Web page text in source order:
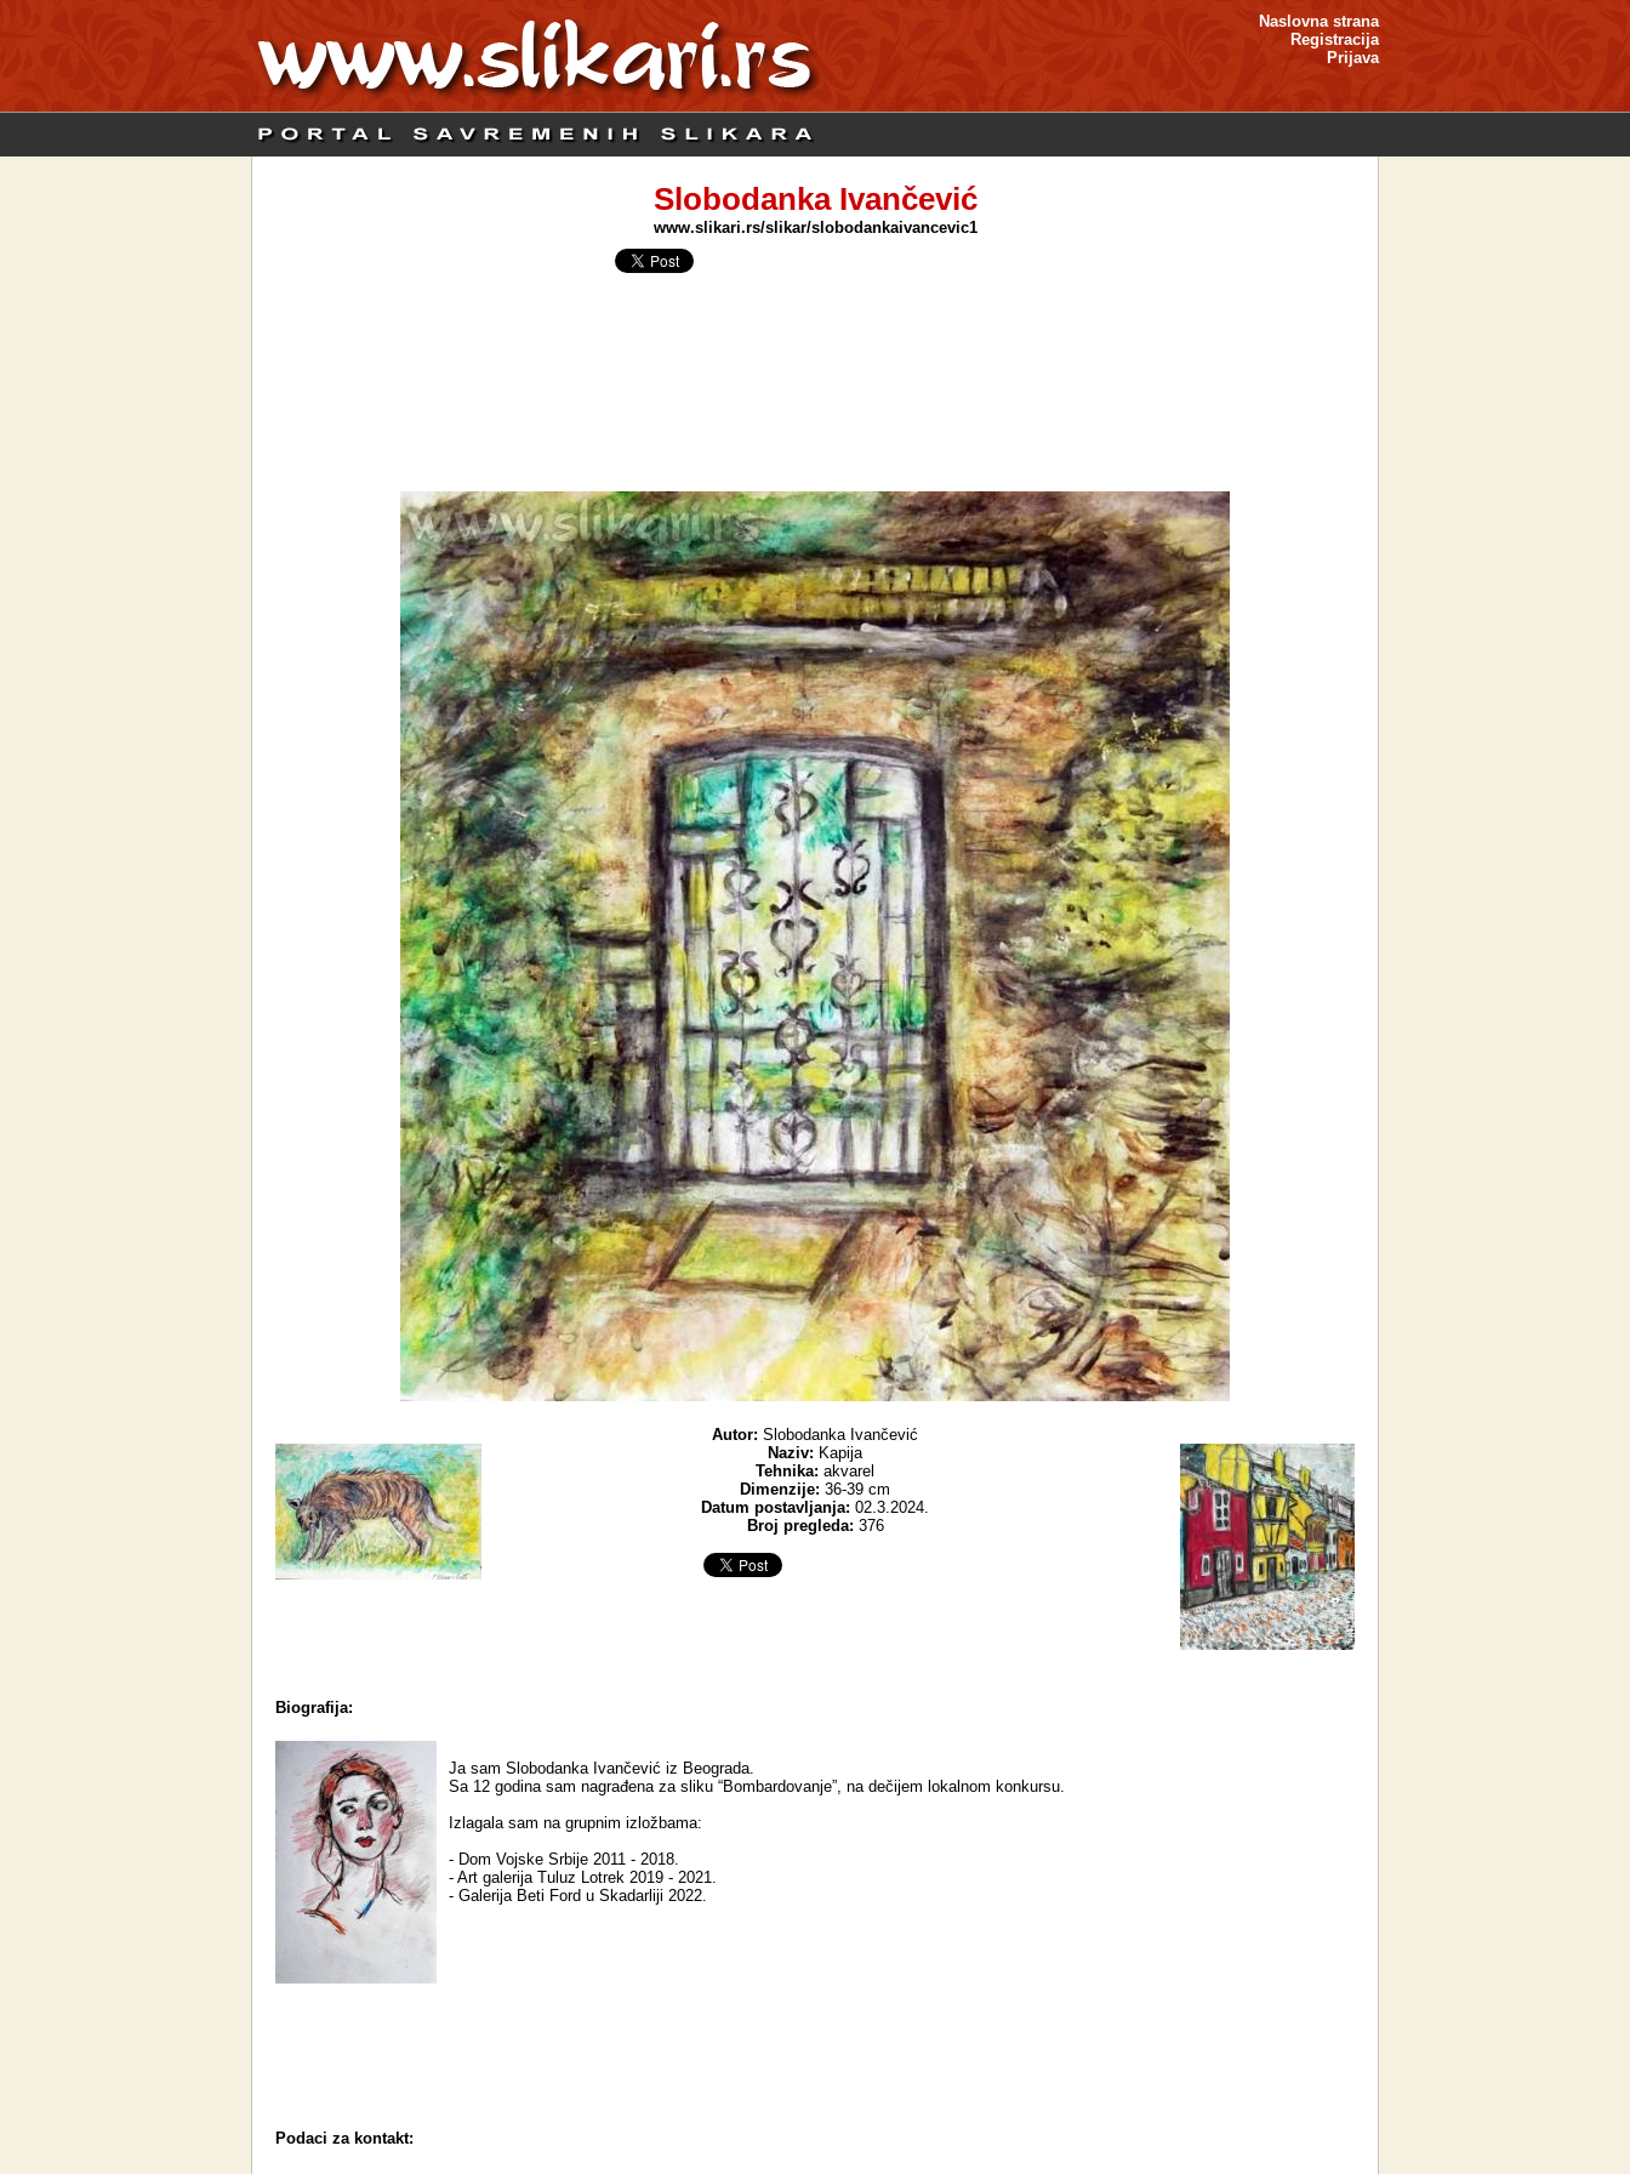
Naslovna strana
Registracija
Prijava
Slobodanka Ivančević
www.slikari.rs/slikar/slobodankaivancevic1
Autor: Slobodanka Ivančević
Naziv: Kapija
Tehnika: akvarel
Dimenzije: 36-39 cm
Datum postavljanja: 02.3.2024.
Broj pregleda: 376
Biografija:
Ja sam Slobodanka Ivančević iz Beograda.
Sa 12 godina sam nagrađena za sliku “Bombardovanje”, na dečijem lokalnom konkursu.
Izlagala sam na grupnim izložbama:
- Dom Vojske Srbije 2011 - 2018.
- Art galerija Tuluz Lotrek 2019 - 2021.
- Galerija Beti Ford u Skadarliji 2022.
Podaci za kontakt: